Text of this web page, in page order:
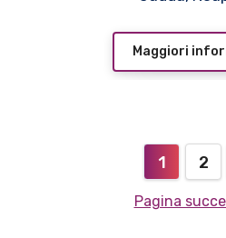
Maggiori
Paginazione
1 2
Pagina